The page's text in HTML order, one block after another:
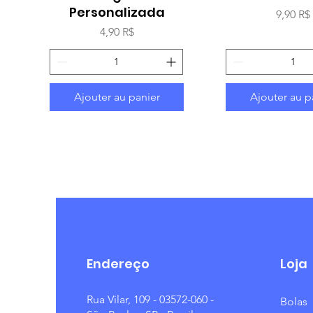
Personalizada
Prix
4,90 R$
Ajouter au panier
Prix
9,90 R$
Ajouter au
Endereço
Rua Vilar, 109 - 03572-060 -
Loja
Bolas